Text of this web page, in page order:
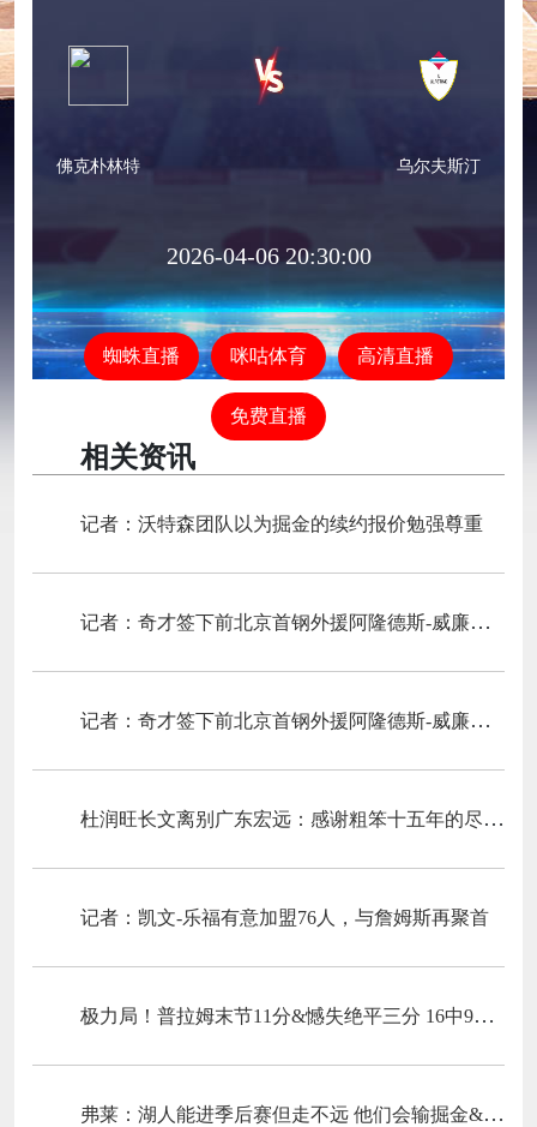
佛克朴林特 乌尔夫斯汀
2026-04-06 20:30:00
蜘蛛直播 咪咕体育 高清直播
免费直播
相关资讯
记者：沃特森团队以为掘金的续约报价勉强尊重
记者：奇才签下前北京首钢外援阿隆德斯-威廉姆斯
记者：奇才签下前北京首钢外援阿隆德斯-威廉姆斯
杜润旺长文离别广东宏远：感谢粗笨十五年的尽心培育与容纳
记者：凯文-乐福有意加盟76人，与詹姆斯再聚首
极力局！普拉姆末节11分&憾失绝平三分 16中9空砍全场最高25分
弗莱：湖人能进季后赛但走不远 他们会输掘金&森林狼&雷霆&火箭